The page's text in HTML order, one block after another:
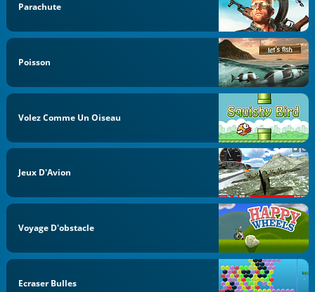
Parachute
Poisson
Volez Comme Un Oiseau
Jeux D'Avion
Voyage D'obstacle
Ecraser Bulles